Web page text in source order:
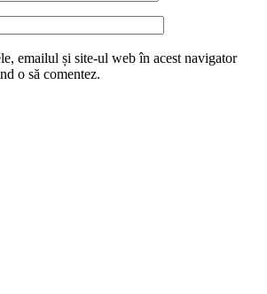
emailul și site-ul web în acest navigator
o să comentez.